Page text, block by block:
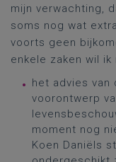
mijn verwachting,
soms nog wat
voorts geen
enkele zaken wil
het advies van
voorontwerp
moment nog
Koen Daniëls